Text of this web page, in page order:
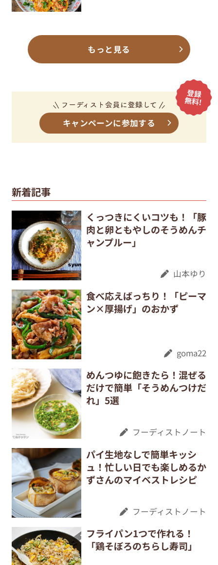
もっと見る
キャンペーンに参加する
新着記事
くっつきにくいコツも！「豚
肉と卵ともやしのそうめんチ
ャンプルー」
山本ゆり
食べ応えばっちり！「ピーマ
ン×厚揚げ」のおかず
goma22
めんつゆに飽きたら！混ぜる
だけで簡単「そうめんつけだ
れ」5選
フーディストノート
パイ生地なしで簡単キッシ
ュ！忙しい日でも楽しめるか
ずさんのマイベストレシピ
フーディストノート
フライパン1つで作れる！
「鶏そぼろのちらし寿司」